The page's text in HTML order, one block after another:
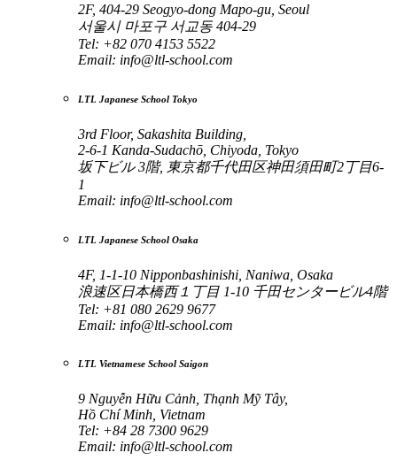
2F, 404-29 Seogyo-dong Mapo-gu, Seoul
서울시 마포구 서교동 404-29
Tel: +82 070 4153 5522
Email: info@ltl-school.com
LTL Japanese School Tokyo
3rd Floor, Sakashita Building,
2-6-1 Kanda-Sudachō, Chiyoda, Tokyo
坂下ビル 3階, 東京都千代田区神田須田町2丁目6-
1
Email: info@ltl-school.com
LTL Japanese School Osaka
4F, 1-1-10 Nipponbashinishi, Naniwa, Osaka
浪速区日本橋西１丁目 1-10 千田センタービル4階
Tel: +81 080 2629 9677
Email: info@ltl-school.com
LTL Vietnamese School Saigon
9 Nguyễn Hữu Cảnh, Thạnh Mỹ Tây,
Hồ Chí Minh, Vietnam
Tel: +84 28 7300 9629
Email: info@ltl-school.com